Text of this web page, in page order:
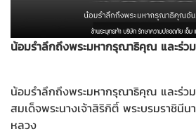
น้อมรำลึกถึงพระมหากรุณาธิคุณ และร่ว
น้อมรำลึกถึงพระมหากรุณาธิคุณ และร่ว
สมเด็จพระนางเจ้าสิริกิติ์ พระบรมราชินี
หลวง